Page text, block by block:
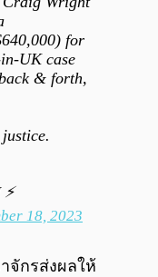
for
UK case
& forth,
18, 2023
จักรส่งผลให้